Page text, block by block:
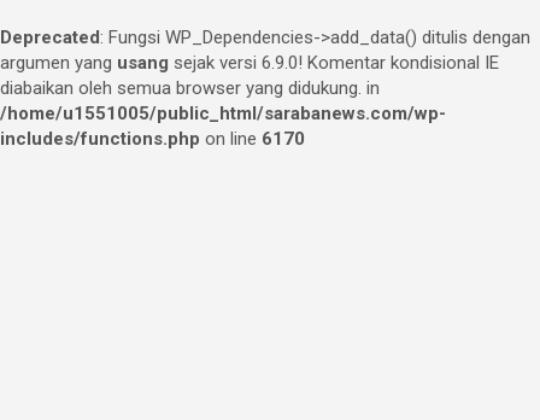
Deprecated: Fungsi WP_Dependencies->add_data() ditulis dengan
argumen yang usang sejak versi 6.9.0! Komentar kondisional IE
diabaikan oleh semua browser yang didukung. in
/home/u1551005/public_html/sarabanews.com/wp-
includes/functions.php on line 6170